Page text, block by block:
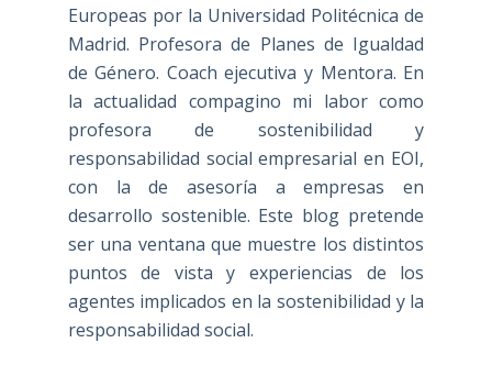
Europeas por la Universidad Politécnica de
Madrid. Profesora de Planes de Igualdad
de Género. Coach ejecutiva y Mentora. En
la actualidad compagino mi labor como
profesora de sostenibilidad y
responsabilidad social empresarial en EOI,
con la de asesoría a empresas en
desarrollo sostenible. Este blog pretende
ser una ventana que muestre los distintos
puntos de vista y experiencias de los
agentes implicados en la sostenibilidad y la
responsabilidad social.